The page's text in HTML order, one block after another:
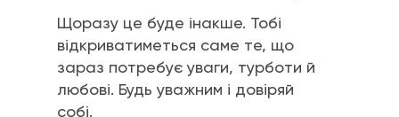
Щоразу це буде інакше. Тобі
відкриватиметься саме те, що
зараз потребує уваги, турботи й
любові. Будь уважним і довіряй
собі.